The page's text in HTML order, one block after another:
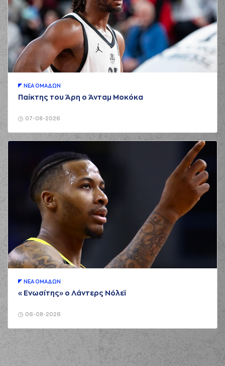
07-08-2026
ΝΕA ΟΜAΔΩΝ
Παίκτης του Άρη ο Άνταμ Μοκόκα
06-08-2026
ΝΕA ΟΜAΔΩΝ
«Ενωσίτης» ο Λάντερς Νόλεϊ